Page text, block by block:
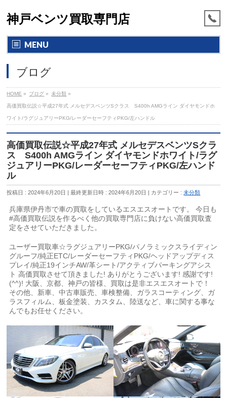
神戸ベンツ買取専門店
MENU
ブログ
HOME » ブログ » 未分類 »
高価買取伝説☆平成27年式 メルセデスベンツSクラス S400h AMGライン ダイヤモンドホ
ワイト/ラグジュアリーPKG/レーダーセーフティPKG/左ハンドル
高価買取伝説☆平成27年式 メルセデスベンツSクラ
ス S400h AMGライン ダイヤモンドホワイト/ラグ
ジュアリーPKG/レーダーセーフティPKG/左ハンド
ル
投稿日 : 2024年6月20日 最終更新日時 : 2024年6月20日 カテゴリー :未分類
兵庫県伊丹市で車の買取をしているエスエスオートです。 今日も
#高価買取伝説を作るべく他の買取専門店に負けない高価買取査
定をさせていただきました。
ユーザー買取車☆ラグジュアリーPKG/パノラミックスライディン
グルーフ/純正ETC/レーダーセーフティPKG/ヘッドアップディス
プレイ/純正19インチAW/革シート/アクティブパーキングアシス
ト 高価買取させて頂きました! ありがとうございます! 感謝です!
(^^)! 大阪、京都、神戸の皆様、買取は是非エスエスオートで！
その他、新車、中古車販売、車検整備、ガラスコーティング、ガ
ラスフィルム、板金塗装、カスタム、陸送など、車に関する事な
んでもお任せください。